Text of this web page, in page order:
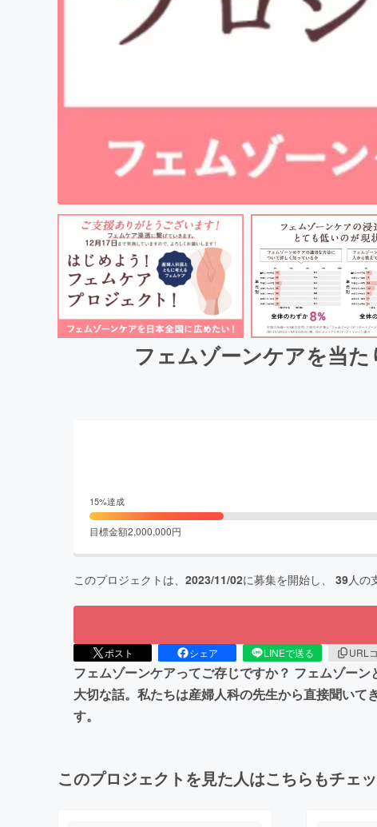
フェムゾーンケアを当
15%達成
目標金額2,000,000円
このプロジェクトは、 2023/11/02に募集を開始し、 39人の
ポスト シェア LINEで送る URL
フェムゾーンケアってご存じですか？ フェムゾー
大切な話。私たちは産婦人科の先生から直接聞い
す。
このプロジェクトを見た人はこちらもチェ